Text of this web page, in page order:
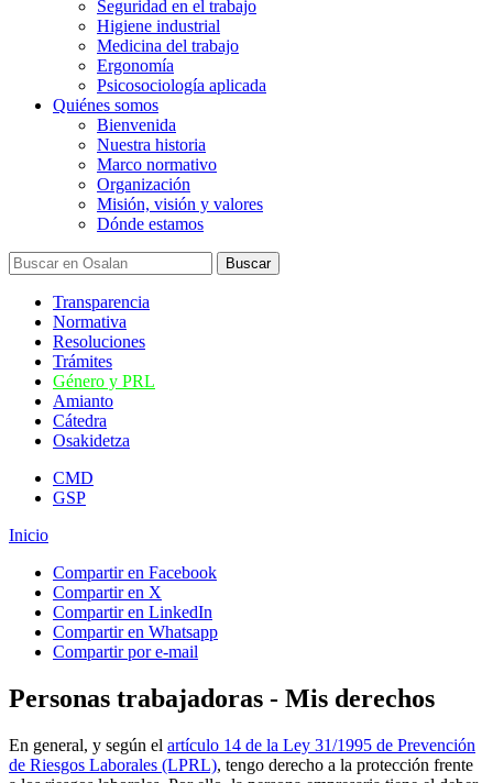
Seguridad en el trabajo
Higiene industrial
Medicina del trabajo
Ergonomía
Psicosociología aplicada
Quiénes somos
Bienvenida
Nuestra historia
Marco normativo
Organización
Misión, visión y valores
Dónde estamos
Transparencia
Normativa
Resoluciones
Trámites
Género y PRL
Amianto
Cátedra
Osakidetza
CMD
GSP
Inicio
Compartir en Facebook
Compartir en X
Compartir en LinkedIn
Compartir en Whatsapp
Compartir por e-mail
Personas trabajadoras - Mis derechos
En general, y según el artículo 14 de la Ley 31/1995 de Prevención
de Riesgos Laborales (LPRL), tengo derecho a la protección frente